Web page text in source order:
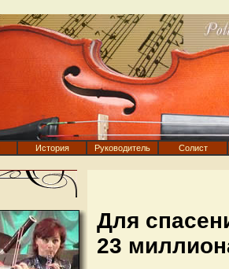
История Руководитель Солист
Для
23